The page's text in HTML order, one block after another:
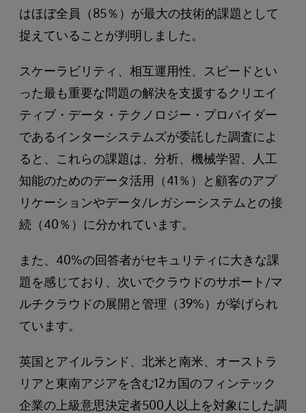
はほぼ全員（85％）が最大の技術的課題として
捉えていることが判明しました。
スケーラビリティ、相互運用性、スピードとい
った最も重要な問題の解決を支援するクリエイ
ティブ・データ・テクノロジー・プロバイダー
であるインターシステムズが委託した調査によ
ると、これらの課題は、分析、機械学習、人工
知能のためのデータ活用（41％）と顧客のアプ
リケーションやデータ/レガシーシステムとの接
続（40％）に分かれています。
また、40%の回答者がセキュリティに大きな課
題を感じており、次いでクラウドのサポート/マ
ルチクラウドの展開と管理（39%）が挙げられ
ています。
英国とアイルランド、北米と南米、オーストラ
リアと東南アジアを含む12カ国のフィンテック
企業の上級意思決定者500人以上を対象にした調